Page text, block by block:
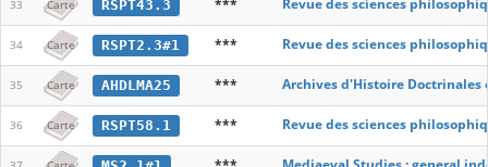
33 Carte RSPT43.3 *** Revue des sciences
34 Carte RSPT2.3#1 *** Revue des sciences
35 Carte AHDLMA25 *** Archives d'Histoire Doctrinales
36 Carte RSPT58.1 *** Revue des sciences